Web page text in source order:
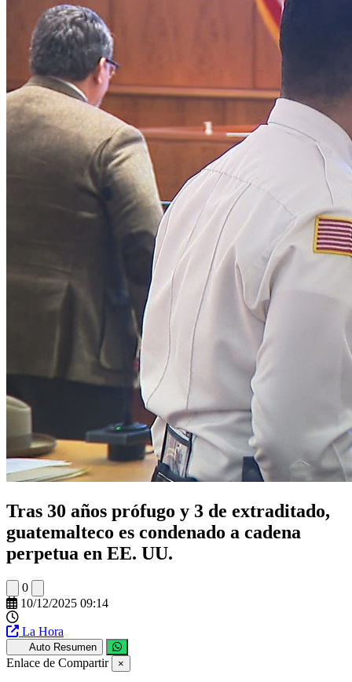
Tras 30 años prófugo y 3 de extraditado,
guatemalteco es condenado a cadena
perpetua en EE. UU.
0
10/12/2025 09:14
La Hora
Auto Resumen
Enlace de Compartir ×